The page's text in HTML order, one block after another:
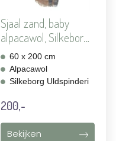
Sjaal zand, baby
alpacawol, Silkeborg
Ru...60 x 200 cm
Alpacawol
Silkeborg Uldspinderi
200,-
Bekijken